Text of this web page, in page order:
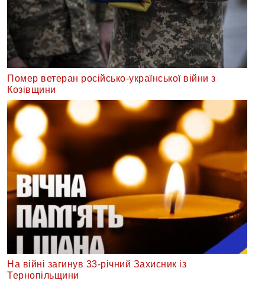
Помер ветеран російсько-української війни з
Козівщини
На війні загинув 33-річний Захисник із
Тернопільщини